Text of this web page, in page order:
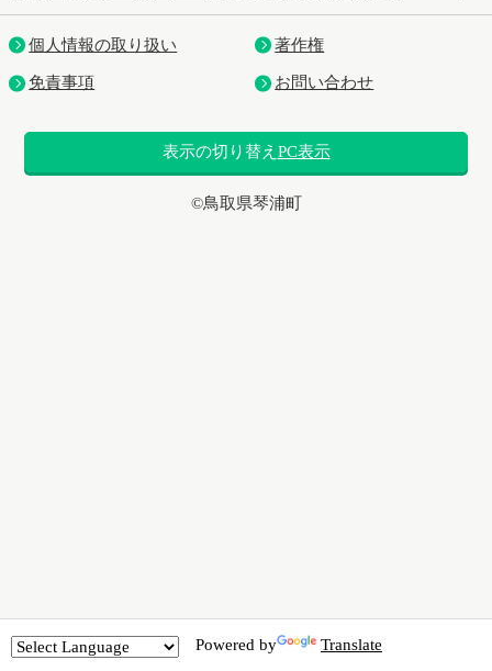
個人情報の取り扱い 著作権
免責事項 お問い合わせ
表示の切り替え PC表示
Powered by Translate
©鳥取県琴浦町